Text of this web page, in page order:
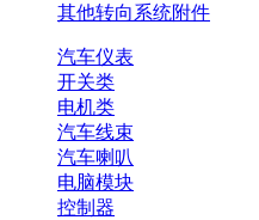
其他转向系统附件
汽车仪表
开关类
电机类
汽车线束
汽车喇叭
电脑模块
控制器